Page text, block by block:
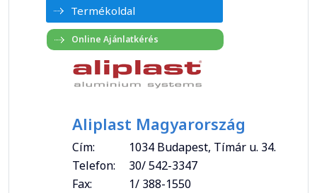
Termékoldal
Aliplast Magyarország
Cím:
1034 Budapest, Tímár u. 34.
Telefon:
30/ 542-3347
Fax:
1/ 388-1550